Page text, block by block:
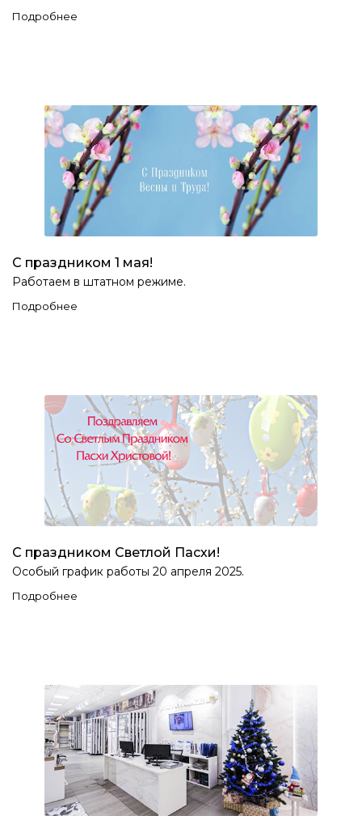
Подробнее
С праздником 1 мая!
Работаем в штатном режиме.
Подробнее
С праздником Светлой Пасхи!
Особый график работы 20 апреля 2025.
Подробнее